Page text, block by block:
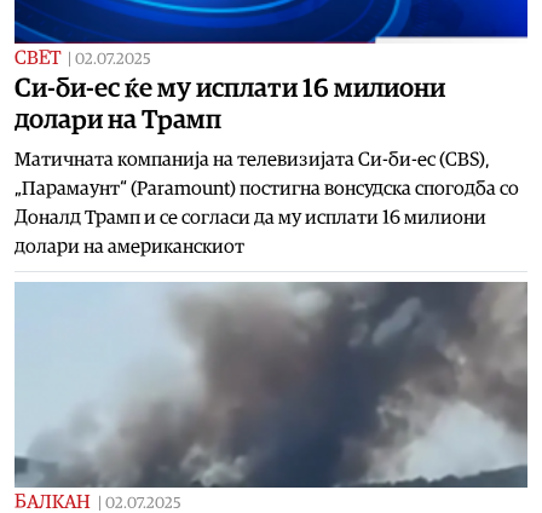
СВЕТ 02.07.2025
Си-би-ес ќе му исплати 16 милиони
долари на Трамп
Матичната компанија на телевизијата Си-би-ес (CBS),
„Парамаунт“ (Paramount) постигна вонсудска спогодба со
Доналд Трамп и се согласи да му исплати 16 милиони
долари на американскиот
БАЛКАН 02.07.2025